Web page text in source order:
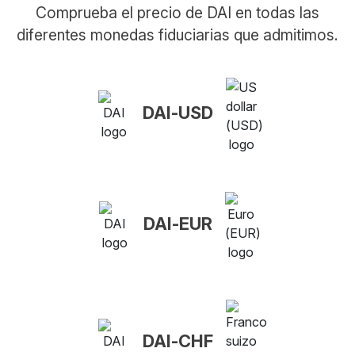
Comprueba el precio de DAI en todas las
diferentes monedas fiduciarias que admitimos.
DAI-USD
DAI-EUR
DAI-CHF